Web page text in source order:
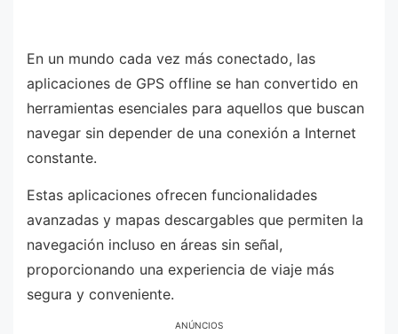
En un mundo cada vez más conectado, las
aplicaciones de GPS offline se han convertido en
herramientas esenciales para aquellos que buscan
navegar sin depender de una conexión a Internet
constante.
Estas aplicaciones ofrecen funcionalidades
avanzadas y mapas descargables que permiten la
navegación incluso en áreas sin señal,
proporcionando una experiencia de viaje más
segura y conveniente.
ANÚNCIOS